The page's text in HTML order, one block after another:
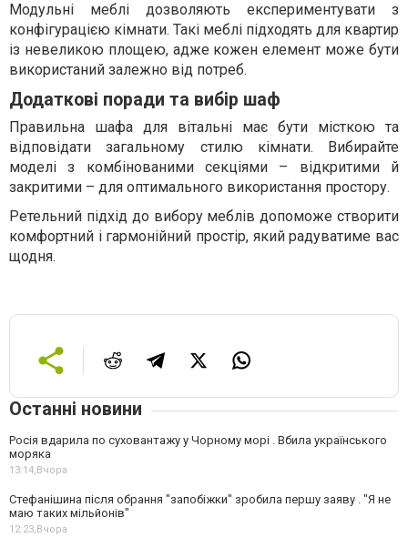
Модульні меблі дозволяють експериментувати з
конфігурацією кімнати. Такі меблі підходять для квартир
із невеликою площею, адже кожен елемент може бути
використаний залежно від потреб.
Додаткові поради та вибір шаф
Правильна шафа для вітальні має бути місткою та
відповідати загальному стилю кімнати. Вибирайте
моделі з комбінованими секціями – відкритими й
закритими – для оптимального використання простору.
Ретельний підхід до вибору меблів допоможе створити
комфортний і гармонійний простір, який радуватиме вас
щодня.
Останні новини
Росія вдарила по суховантажу у Чорному морі . Вбила українського
моряка
13:14, Вчора
Стефанішина після обрання "запобіжки" зробила першу заяву . "Я не
маю таких мільйонів"
12:23, Вчора